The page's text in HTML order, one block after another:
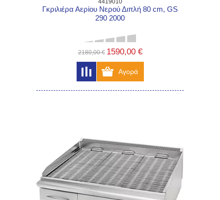
Γκριλιέρα Αερίου Νερού Διπλή 80 cm, GS
290 2000
2180,00 € 1590,00 €